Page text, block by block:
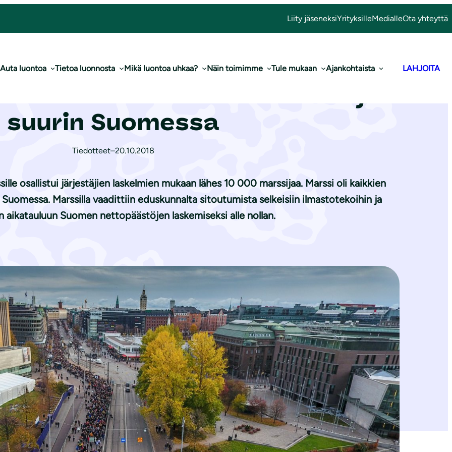
Liity jäseneksiYrityksilleMedialleOta yhteyttä
Auta luontoa Tietoa luonnosta Mikä luontoa uhkaa? Näin toimimme Tule mukaan Ajankohtaista LAHJOITA
aikojen suurin Suomessa
suurin Suomessa
Tiedotteet–20.10.2018
osallistui järjestäjien laskelmien mukaan lähes 10 000 marssijaa. Marssi oli kaikkien
Marssilla vaadittiin eduskunnalta sitoutumista selkeisiin ilmastotekoihin ja
aikatauluun Suomen nettopäästöjen laskemiseksi alle nollan.